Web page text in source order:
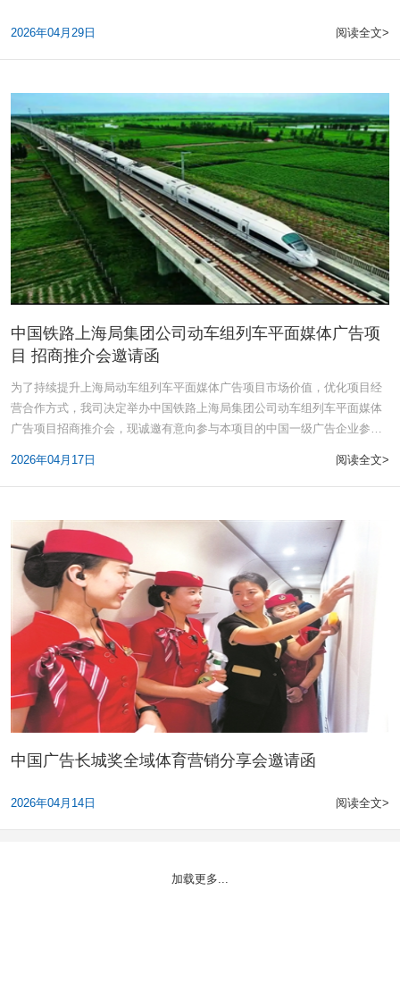
阅读全文>
2026年04月29日
中国铁路上海局集团公司动车组列车平面媒体广告项
目 招商推介会邀请函
为了持续提升上海局动车组列车平面媒体广告项目市场价值，优化项目经
营合作方式，我司决定举办中国铁路上海局集团公司动车组列车平面媒体
广告项目招商推介会，现诚邀有意向参与本项目的中国一级广告企业参
阅读全文>
2026年04月17日
中国广告长城奖全域体育营销分享会邀请函
阅读全文>
2026年04月14日
加载更多...